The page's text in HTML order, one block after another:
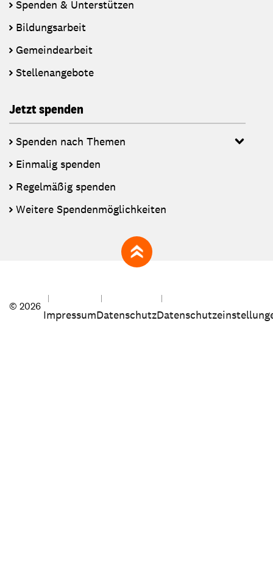
Spenden & Unterstützen
Bildungsarbeit
Gemeindearbeit
Stellenangebote
Jetzt spenden
Spenden nach Themen
Einmalig spenden
Regelmäßig spenden
Weitere Spendenmöglichkeiten
zum Seitenanfang
© 2026
ImpressumDatenschutz